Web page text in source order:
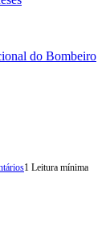
do Bombeiro
1 Leitura mínima